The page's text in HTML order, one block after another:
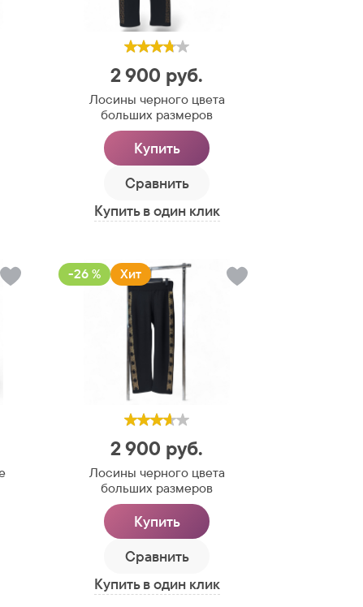
2 900 руб.
Лосины черного цвета
больших размеров
Купить
Сравнить
Купить в один клик
-26 % Хит
2 900 руб.
Лосины черного цвета
больших размеров
Купить
Сравнить
Купить в один клик